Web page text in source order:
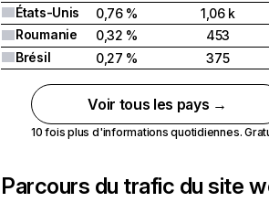
États-Unis
0,76 %
1,06 k
Roumanie
0,32 %
453
Brésil
0,27 % 375
Voir tous les pays →
10 fois plus d'informations quotidiennes.
Parcours du trafic du site